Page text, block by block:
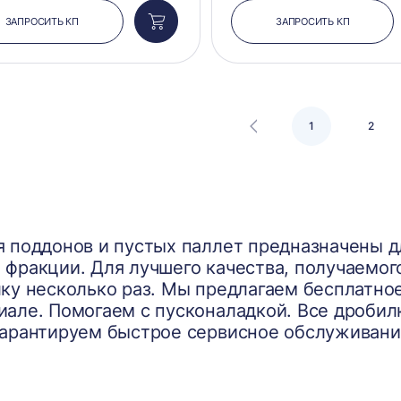
ЗАПРОСИТЬ КП
Добавить
в
корзину
ЗАПРОСИТЬ КП
1 2
поддонов и пустых паллет предназначены
Для лучшего качества,
несколько раз. Мы предлагаем
Помогаем с пусконаладкой. Все
быстрое сервисное